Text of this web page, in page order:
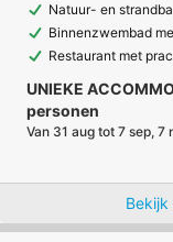
Natuur- en
Binnenzwembad
Restaurant met
UNIEKE
personen
Van 31 aug tot 7 sep, 7